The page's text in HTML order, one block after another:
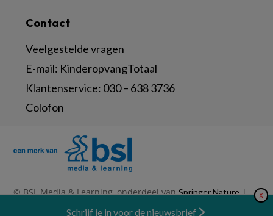
Contact
Veelgestelde vragen
E-mail: KinderopvangTotaal
Klantenservice: 030 – 638 3736
Colofon
© BSL Media & Learning, onderdeel vanSpringer Nature| X
Schrijf je in voor de nieuwsbrief
Nieuwsbrief Abonneren